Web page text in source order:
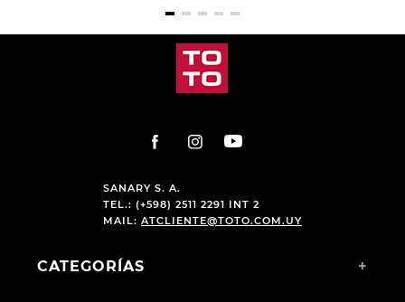
SANARY S. A.
TEL.: (+598) 2511 2291 INT 2
MAIL: ATCLIENTE@TOTO.COM.UY
CATEGORÍAS +